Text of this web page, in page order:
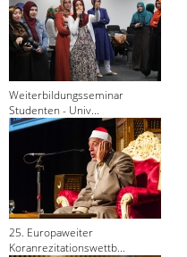
Weiterbildungsseminar
Studenten - Univ...
25. Europaweiter
Koranrezitationswettb...